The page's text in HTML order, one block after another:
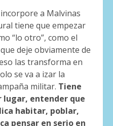
a Malvinas
tiene que empezar
“lo otro”, como el
deje obviamente de
las transforma en
se va a izar la
militar. Tiene
lugar, entender que
habitar, poblar,
pensar en serio en